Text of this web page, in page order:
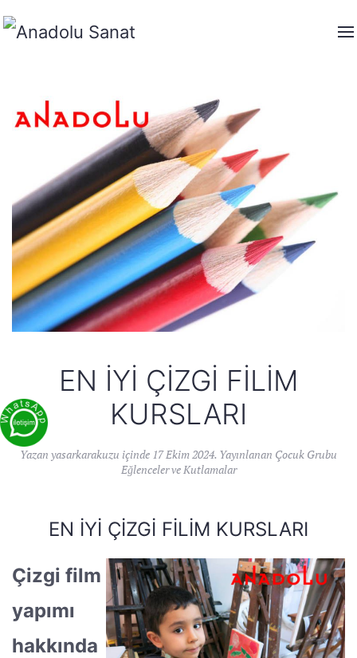
EN İYI ÇIZGI FILIM
KURSLARI
Yazan yasarkarakuzu içinde 17 Ekim 2024. Yayınlanan Çocuk Grubu
Eğlenceler ve Kutlamalar
EN İYI ÇIZGI FILIM KURSLARI
Çizgi film
yapımı
hakkında